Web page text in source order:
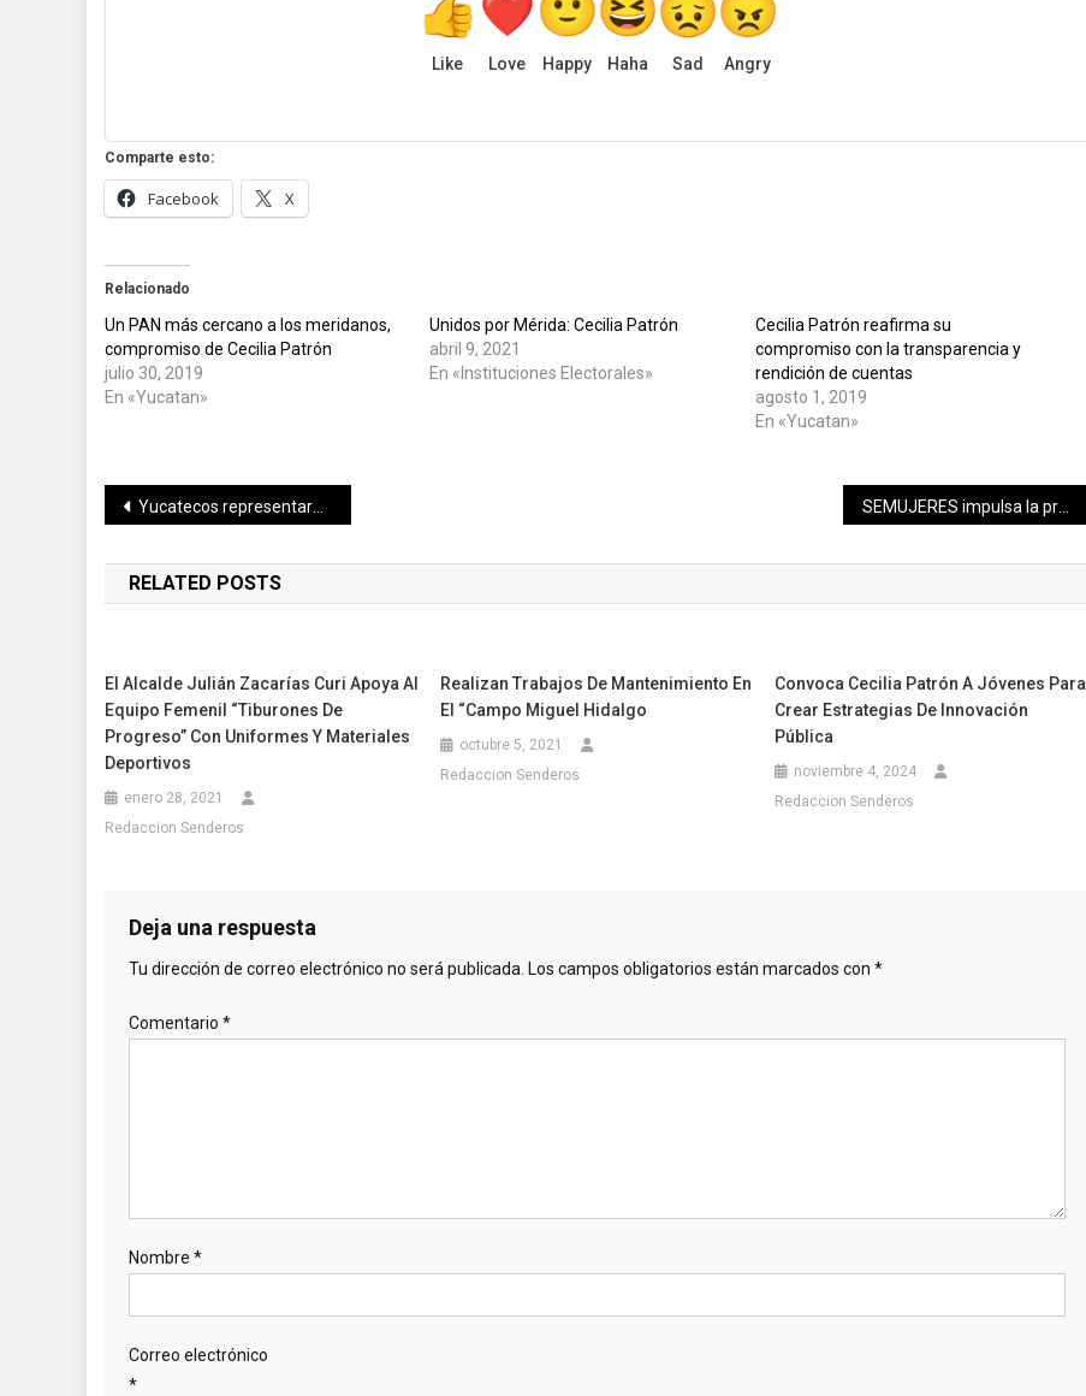
Like Love Happy Haha Sad Angry
Comparte esto:
Facebook X
Relacionado
Un PAN más cercano a los meridanos,
compromiso de Cecilia Patrón
julio 30, 2019
En «Yucatan»
Unidos por Mérida: Cecilia Patrón
abril 9, 2021
En «Instituciones Electorales»
Cecilia Patrón reafirma su
compromiso con la transparencia y
rendición de cuentas
agosto 1, 2019
En «Yucatan»
Navegación
de
entradas
Yucatecos representarán a México en el Mundial de Karate a celebrarse en Italia
RELATED POSTS
El Alcalde Julián Zacarías Curi Apoya Al
Equipo Femenil “Tiburones De
Progreso” Con Uniformes Y Materiales
Deportivos
enero 28, 2021
Redaccion Senderos
Realizan Trabajos De Mantenimiento En
El “Campo Miguel Hidalgo
octubre 5, 2021
Redaccion Senderos
Convoca Cecilia Patrón A Jóvenes Para
Crear Estrategias De Innovación
Pública
noviembre 4, 2024
Redaccion Senderos
Deja una respuesta
Tu dirección de correo electrónico no será publicada. Los campos obligatorios están marcados con *
Comentario *
Nombre *
Correo electrónico
*